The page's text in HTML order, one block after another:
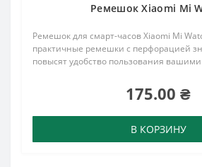
Ремешок Xiaomi Mi
Ремешок для смарт-часов Xiaomi Mi
практичные ремешки с перфорацией
повысят удобство пользования
175.00 ₴
В КОРЗИНУ